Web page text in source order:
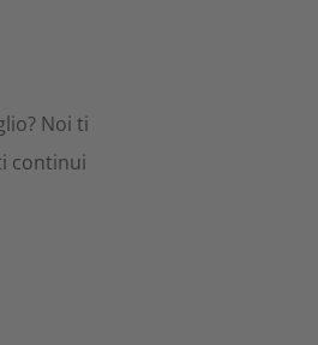
Noi ti
continui